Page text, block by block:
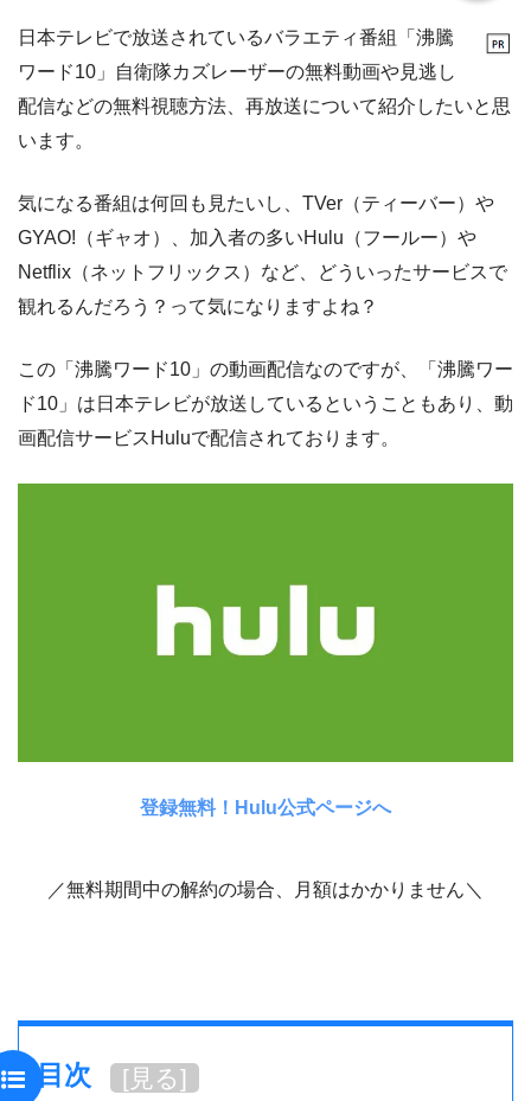
日本テレビで放送されているバラエティ番組「沸騰
ワード10」自衛隊カズレーザーの無料動画や見逃し
配信などの無料視聴方法、再放送について紹介したいと思
います。
気になる番組は何回も見たいし、TVer（ティーバー）や
GYAO!（ギャオ）、加入者の多いHulu（フールー）や
Netflix（ネットフリックス）など、どういったサービスで
観れるんだろう？って気になりますよね？
この「沸騰ワード10」の動画配信なのですが、「沸騰ワー
ド10」は日本テレビが放送しているということもあり、動
画配信サービスHuluで配信されております。
登録無料！Hulu公式ページへ
／無料期間中の解約の場合、月額はかかりません＼
目次 [見る]